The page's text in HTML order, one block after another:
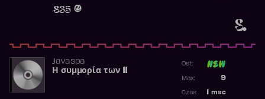
8.
835
Javaspa
Η συμμορία των 11
Ost:
9
Max:
msc
Czas: